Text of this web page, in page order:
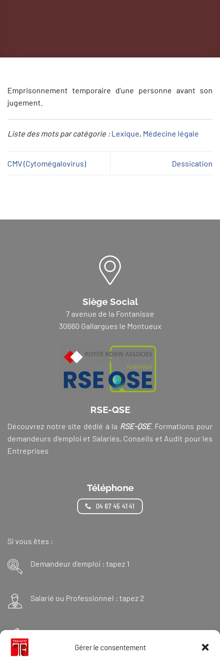
Gérer le consentement
Emprisonnement temporaire d’une personne avant son
jugement.
Liste des mots par catégorie : Lexique, Médecine légale
CMV (Cytomégalovirus) Dessication
Siège Social
7 avenue de la Fontanisse
30660 Gallargues le Montueux
RSE-QSE
Découvrez notre site dédié à la RSE-QSE. Formations pour
demandeurs d’emploi et Salariés, Conseils et Audit pour les
Entreprises
Téléphone
04 67 45 41 41
Si vous êtes :
Demandeur d’emploi : tapez 1
Salarié ou Professionnel : tapez 2
Financeur : tapez 3